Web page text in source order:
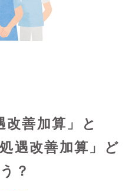
改善加算」と
遇改善加算」ど
？